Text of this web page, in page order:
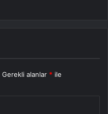
Gerekli alanlar * ile